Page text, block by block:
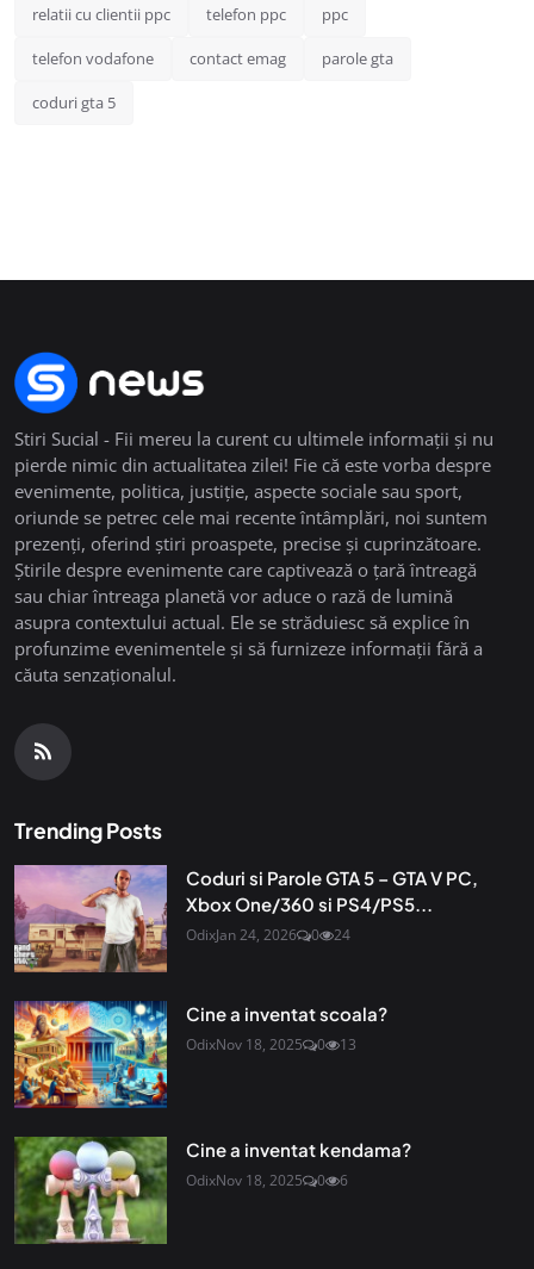
relatii cu clientii ppc telefon ppc ppc
telefon vodafone contact emag parole gta
coduri gta 5
Stiri Sucial - Fii mereu la curent cu ultimele informații și nu
pierde nimic din actualitatea zilei! Fie că este vorba despre
evenimente, politica, justiție, aspecte sociale sau sport,
oriunde se petrec cele mai recente întâmplări, noi suntem
prezenți, oferind știri proaspete, precise și cuprinzătoare.
Știrile despre evenimente care captivează o țară întreagă
sau chiar întreaga planetă vor aduce o rază de lumină
asupra contextului actual. Ele se străduiesc să explice în
profunzime evenimentele și să furnizeze informații fără a
căuta senzaționalul.
Trending Posts
Coduri si Parole GTA 5 – GTA V PC,
Xbox One/360 si PS4/PS5...
OdixJan 24, 2026 0 24
Cine a inventat scoala?
OdixNov 18, 2025 0 13
Cine a inventat kendama?
OdixNov 18, 2025 0 6